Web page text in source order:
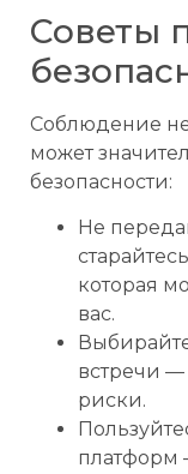
Советы
Соблюдение
может
безопасности:
Не
которая
вас.
встречи —
риски.
платформ